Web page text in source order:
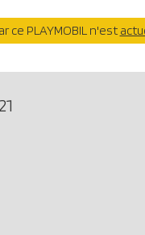
ce PLAYMOBIL n'est